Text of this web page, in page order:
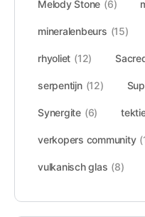
Melody Stone (6)
mineralenbeurs (15)
rhyoliet (12)
serpentijn (12)
Synergite (6)
verkopers community
vulkanisch glas (8)